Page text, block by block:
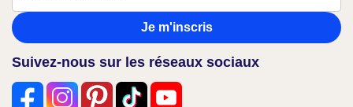
Je m'inscris
Suivez-nous sur les réseaux sociaux